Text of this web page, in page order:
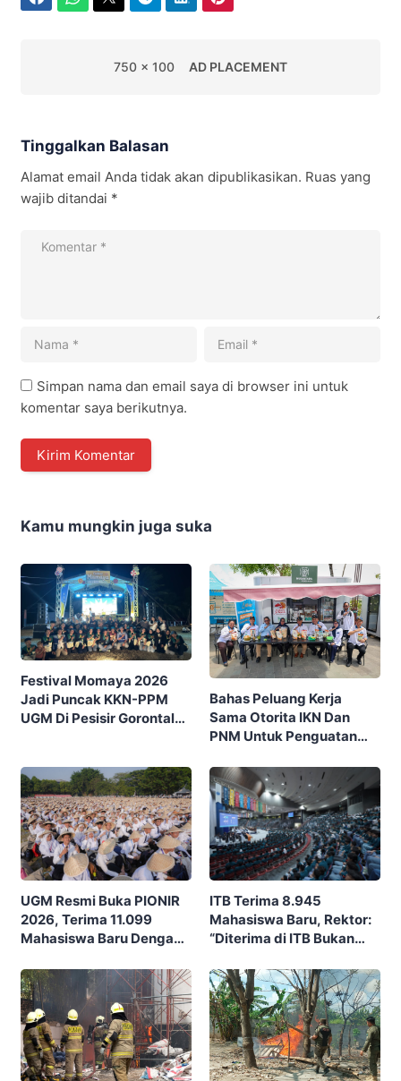
750 x 100 AD PLACEMENT
Tinggalkan Balasan
Alamat email Anda tidak akan dipublikasikan. Ruas yang
wajib ditandai *
Simpan nama dan email saya di browser ini untuk
komentar saya berikutnya.
Kamu mungkin juga suka
Festival Momaya 2026
Jadi Puncak KKN-PPM
UGM Di Pesisir Gorontalo,
Bahas Peluang Kerja
Sama Otorita IKN Dan
PNM Untuk Penguatan
Nusantara
UGM Resmi Buka PIONIR
2026, Terima 11.099
Mahasiswa Baru Dengan
Membangun Bangsa”
ITB Terima 8.945
Mahasiswa Baru, Rektor:
“Diterima di ITB Bukan